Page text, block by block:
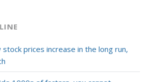
stock prices increase in the long run,